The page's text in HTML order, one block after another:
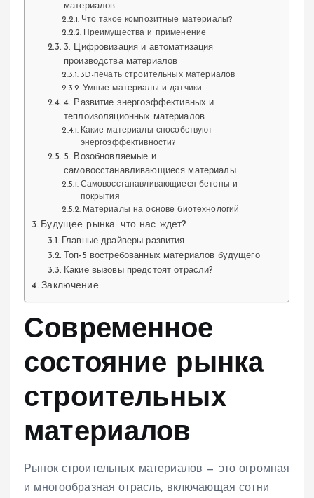
материалов
Что такое композитные материалы?
Преимущества и применение
3. Цифровизация и автоматизация
производства материалов
3D-печать строительных материалов
Умные материалы и датчики
4. Развитие энергоэффективных и
теплоизоляционных материалов
Какие материалы способствуют
энергоэффективности?
5. Возобновляемые и
самовосстанавливающиеся материалы
Самовосстанавливающиеся бетоны и
покрытия
Материалы на основе биотехнологий
Будущее рынка: что нас ждет?
Главные драйверы развития
Топ-5 востребованных материалов будущего
Какие вызовы предстоят отрасли?
Заключение
Современное
состояние рынка
строительных
материалов
Рынок строительных материалов — это огромная
и многообразная отрасль, включающая сотни